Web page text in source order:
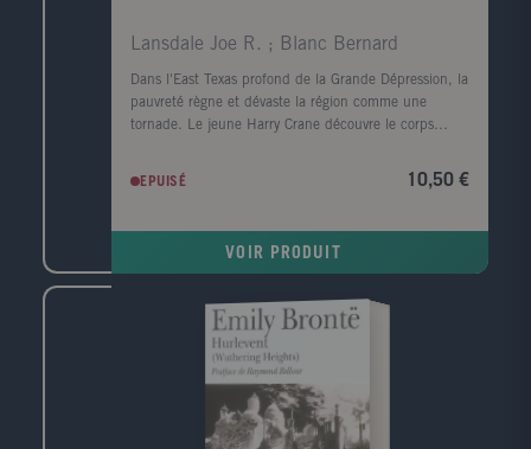
Lansdale Joe R. ; Blanc Bernard
Dans l'East Texas profond de la Grande Dépression, la
pauvreté règne et dévaste la région comme une
tornade. Le jeune Harry Crane découvre le corps
Sabine. Il est convaincu que le meurtre est l'oeuvre
de l'Homme-chèvre, un monstre de légende. Le
EPUISÉ 10,50 €
VOIR PRODUIT